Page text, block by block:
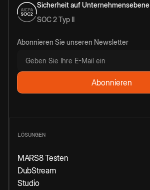
Sicherheit auf Unternehmensebene
SOC 2 Typ II
Abonnieren Sie unseren Newsletter
LÖSUNGEN
MARS8 Testen
DubStream
Studio